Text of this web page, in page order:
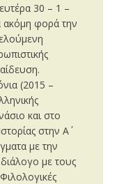
30 – 1 –
ακόμη φορά την
(2015 –
και στο
στην Α΄
με την
με τους